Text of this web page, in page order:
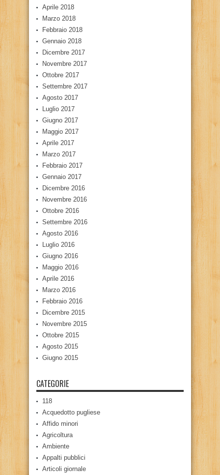
Aprile 2018
Marzo 2018
Febbraio 2018
Gennaio 2018
Dicembre 2017
Novembre 2017
Ottobre 2017
Settembre 2017
Agosto 2017
Luglio 2017
Giugno 2017
Maggio 2017
Aprile 2017
Marzo 2017
Febbraio 2017
Gennaio 2017
Dicembre 2016
Novembre 2016
Ottobre 2016
Settembre 2016
Agosto 2016
Luglio 2016
Giugno 2016
Maggio 2016
Aprile 2016
Marzo 2016
Febbraio 2016
Dicembre 2015
Novembre 2015
Ottobre 2015
Agosto 2015
Giugno 2015
CATEGORIE
118
Acquedotto pugliese
Affido minori
Agricoltura
Ambiente
Appalti pubblici
Articoli giornale